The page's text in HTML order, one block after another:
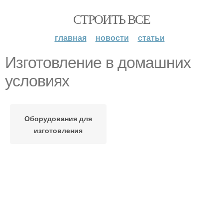
СТРОИТЬ ВСЕ
главная новости статьи
Изготовление в домашних
условиях
Оборудования для
изготовления